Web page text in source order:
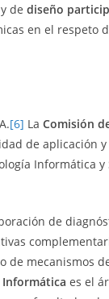
de diseño
en el respeto
[6] La Comisión
de aplicación
Informática y
de
de mecanismos
Informática es el